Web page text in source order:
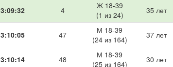
3:09:32 4
Ж 18-39
(1 из 24)
35 лет
3:10:05 47
М 18-39
(24 из 164)
37 лет
3:10:14 48
М 18-39
(25 из 164)
30 лет